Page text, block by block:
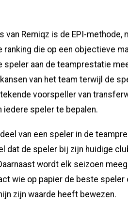
van Remiqz is de EPI-methode,
ranking die op een objectieve
aan de teamprestatie
van het team terwijl de
voorspeller van
iedere speler te bepalen.
van een speler in de
dat de speler bij zijn huidige
wordt elk seizoen
wie op papier de beste speler
zijn waarde heeft bewezen.